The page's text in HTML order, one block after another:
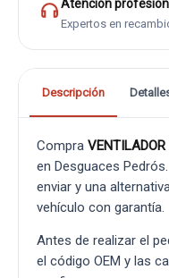
Atención
Expertos en
Descripción
Compra
en Desguaces
enviar y una
vehículo con garantía.
Antes de realizar el
el código OEM y las